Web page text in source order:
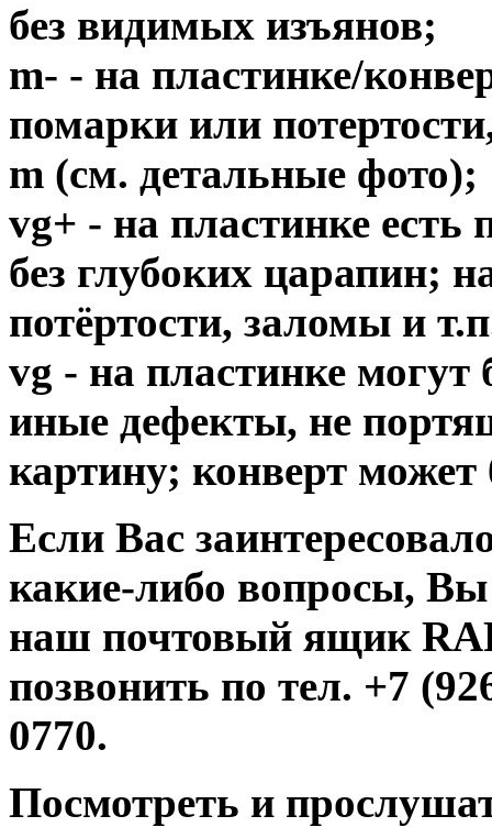
без видимых изъянов;
m- - на пластинке/
помарки или
m (см. детальные фото);
vg+ - на пластинке есть
без глубоких царапин;
потёртости, заломы и
vg - на пластинке
иные дефекты, не
картину; конверт
Если Вас
какие-либо вопросы,
наш почтовый ящик
позвонить по тел. +7
0770.
Посмотреть и